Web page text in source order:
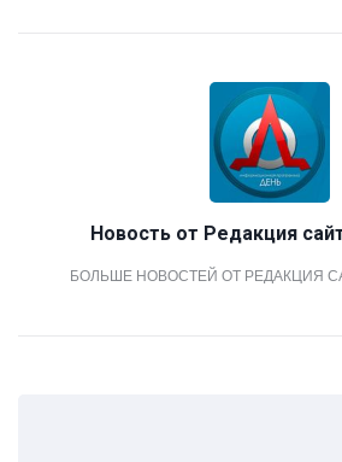
Новость от Редакция
БОЛЬШЕ НОВОСТЕЙ ОТ РЕДАКЦИЯ